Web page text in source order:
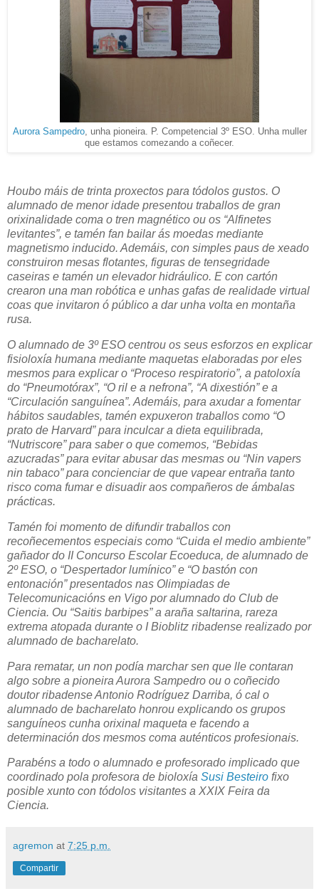
Aurora Sampedro, unha pioneira. P. Competencial 3º ESO. Unha muller
que estamos comezando a coñecer.
Houbo máis de trinta proxectos para tódolos gustos. O
alumnado de menor idade presentou traballos de gran
orixinalidade coma o tren magnético ou os “Alfinetes
levitantes”, e tamén fan bailar ás moedas mediante
magnetismo inducido. Ademáis, con simples paus de xeado
construiron mesas flotantes, figuras de tensegridade
caseiras e tamén un elevador hidráulico. E con cartón
crearon una man robótica e unhas gafas de realidade virtual
coas que invitaron ó público a dar unha volta en montaña
rusa.
O alumnado de 3º ESO centrou os seus esforzos en explicar
fisioloxía humana mediante maquetas elaboradas por eles
mesmos para explicar o “Proceso respiratorio”, a patoloxía
do “Pneumotórax”, “O ril e a nefrona”, “A dixestión” e a
“Circulación sanguínea”. Ademáis, para axudar a fomentar
hábitos saudables, tamén expuxeron traballos como “O
prato de Harvard” para inculcar a dieta equilibrada,
“Nutriscore” para saber o que comemos, “Bebidas
azucradas” para evitar abusar das mesmas ou “Nin vapers
nin tabaco” para concienciar de que vapear entraña tanto
risco coma fumar e disuadir aos compañeros de ámbalas
prácticas.
Tamén foi momento de difundir traballos con
recoñecementos especiais como “Cuida el medio ambiente”
gañador do II Concurso Escolar Ecoeduca, de alumnado de
2º ESO, o “Despertador lumínico” e “O bastón con
entonación” presentados nas Olimpiadas de
Telecomunicacións en Vigo por alumnado do Club de
Ciencia. Ou “Saitis barbipes” a araña saltarina, rareza
extrema atopada durante o I Bioblitz ribadense realizado por
alumnado de bacharelato.
Para rematar, un non podía marchar sen que lle contaran
algo sobre a pioneira Aurora Sampedro ou o coñecido
doutor ribadense Antonio Rodríguez Darriba, ó cal o
alumnado de bacharelato honrou explicando os grupos
sanguíneos cunha orixinal maqueta e facendo a
determinación dos mesmos coma auténticos profesionais.
Parabéns a todo o alumnado e profesorado implicado que
coordinado pola profesora de bioloxía Susi Besteiro fixo
posible xunto con tódolos visitantes a XXIX Feira da
Ciencia.
agremon at 7:25 p.m.
Compartir